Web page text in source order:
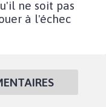
ne soit pas
à l'échec